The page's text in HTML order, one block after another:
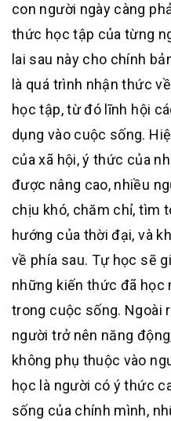
con người ngày càng
thức học tập của từng
lai sau này cho chính
là quá trình nhận thức
học tập, từ đó lĩnh hội
dụng vào cuộc sống.
của xã hội, ý thức của
được nâng cao, nhiều
chịu khó, chăm chỉ, tìm
hướng của thời đại, và
về phía sau. Tự học sẽ
những kiến thức đã học
trong cuộc sống. Ngoài
người trở nên năng
không phụ thuộc vào
học là người có ý thức
sống của chính mình,